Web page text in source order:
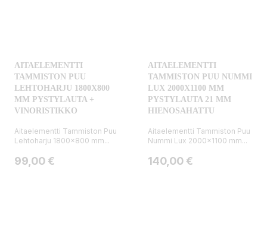
AITAELEMENTTI
TAMMISTON PUU
LEHTOHARJU 1800X800
MM PYSTYLAUTA +
VINORISTIKKO
Aitaelementti Tammiston Puu
Lehtoharju 1800x800 mm...
Hinta
99,00 €
AITAELEMENTTI
TAMMISTON PUU NUMMI
LUX 2000X1100 MM
PYSTYLAUTA 21 MM
HIENOSAHATTU
Aitaelementti Tammiston Puu
Nummi Lux 2000x1100 mm...
Hinta
140,00 €